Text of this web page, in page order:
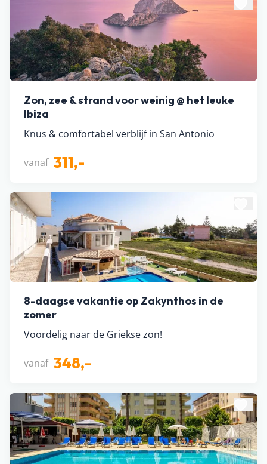
Zon, zee & strand voor weinig @ het leuke
Ibiza
Knus & comfortabel verblijf in San Antonio
vanaf 311,-
8-daagse vakantie op Zakynthos in de
zomer
Voordelig naar de Griekse zon!
vanaf 348,-